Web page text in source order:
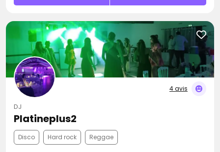
4 avis
DJ
Platineplus2
Disco Hard rock Reggae